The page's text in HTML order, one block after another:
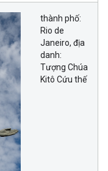
thành phố:
Rio de
Janeiro, địa
danh:
Tượng Chúa
Kitô Cứu thế